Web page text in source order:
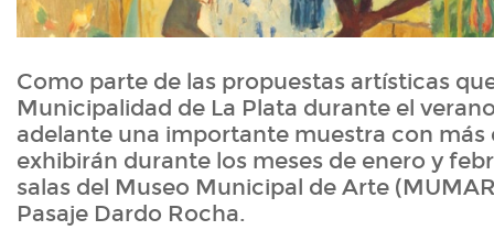
Como parte de las propuestas artísticas
Municipalidad de La Plata durante el
adelante una importante muestra con más
exhibirán durante los meses de enero y
salas del Museo Municipal de Arte
Pasaje Dardo Rocha.